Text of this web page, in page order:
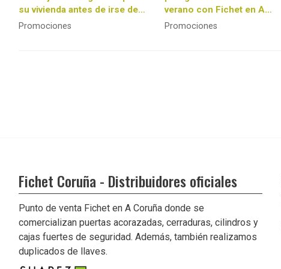
su vivienda antes de irse de
vacaciones
Promociones
verano con Fichet en A
Coruña!
Promociones
Fichet Coruña - Distribuidores oficiales
Punto de venta Fichet en A Coruña donde se
comercializan puertas acorazadas, cerraduras, cilindros y
cajas fuertes de seguridad. Además, también realizamos
duplicados de llaves.